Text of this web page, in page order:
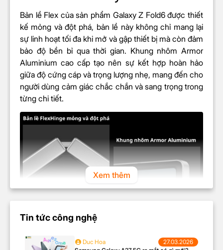
Màn hình phụ:
CHIP
Hệ điều
hành
Android 14
Chip Snapdragon 8 Gen 3 for Galaxy
Loại/Tốc độ
(CPU)
Loại CPU: 8 nhân
Tốc độ CPU: 3.39 GHz, 3.1GHz,
Chip đồ
họa (GPU)
Adreno 750
giải
50MP + 12MP + 10MP
Tự động lấy nét (AF)
Bản lề Flex của sản phẩm Galaxy Z Fold6 được thiết
kế mỏng và đột phá, bản lề này không chỉ mang lại
sự linh hoạt tối đa khi mở và gập thiết bị mà còn đảm
bảo độ bền bỉ qua thời gian. Khung nhôm Armor
Aluminium cao cấp tạo nên sự kết hợp hoàn hảo
giữa độ cứng cáp và trọng lượng nhẹ, mang đến cho
người dùng cảm giác chắc chắn và sang trọng trong
từng chi tiết.
Màn hình của thiết bị được bảo vệ bởi kính cường
Xem thêm
Tin tức công nghệ
Duc Hoa
27.03.2026